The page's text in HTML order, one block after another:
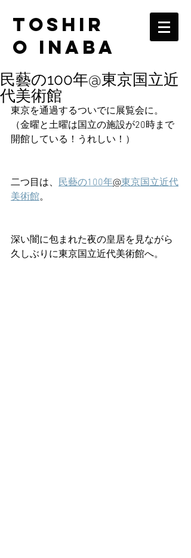
TOSHIR
O INABA
民藝の100年@東京国立近
代美術館
東京を通過するついでに展覧会に。
（金曜と土曜は国立の施設が20時まで
開館している！うれしい！）
二つ目は、 民藝の100年@東京国立近代
美術館。
深い闇に包まれた夜の皇居を見ながら
久しぶりに東京国立近代美術館へ。